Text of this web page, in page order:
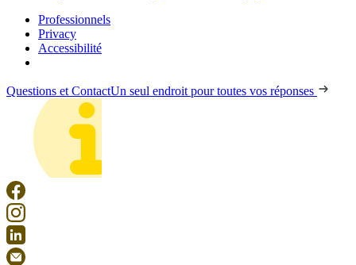
Professionnels
Privacy
Accessibilité
Questions et ContactUn seul endroit pour toutes vos réponses